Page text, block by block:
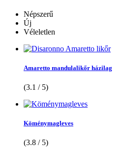
Népszerű
Új
Véleletlen
Amaretto mandulalikőr házilag
(3.1 / 5)
Köménymagleves
(3.8 / 5)